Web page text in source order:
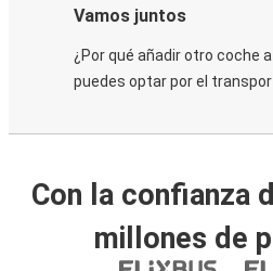
Vamos juntos
¿Por qué añadir otro coche
puedes optar por el
Con la confianza
millones de